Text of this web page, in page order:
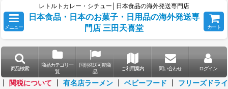
レトルトカレー・シチュー│日本食品の海外発送専門店
メニュー
日本食品・日本のお菓子・日用品の海外発送専
門店 三田天喜堂
カート
商品検索
商品カテゴリ一
覧
国別発送可能商
品
ご利用案内 問い合わせ ログイン
関税について 有名店ラーメン ベビーフード
フリーズドライ